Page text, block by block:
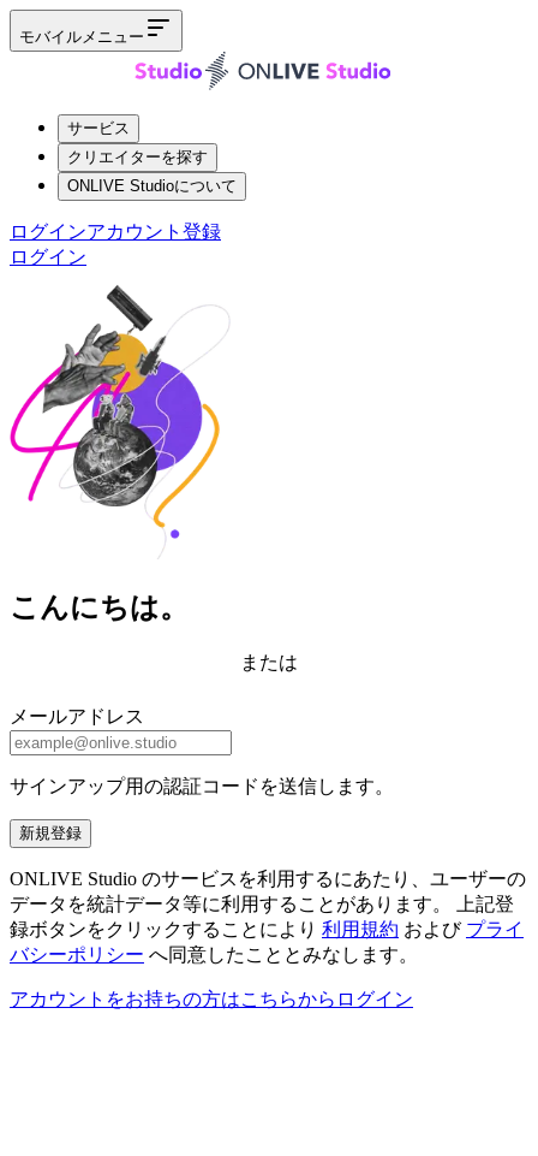
モバイルメニュー
サービス
クリエイターを探す
ONLIVE Studioについて
ログインアカウント登録
ログイン
こんにちは。
または
メールアドレス
サインアップ用の認証コードを送信します。
新規登録
ONLIVE Studio のサービスを利用するにあたり、ユーザーの
データを統計データ等に利用することがあります。 上記登
録ボタンをクリックすることにより 利用規約 および プライ
バシーポリシー へ同意したこととみなします。
アカウントをお持ちの方はこちらからログイン